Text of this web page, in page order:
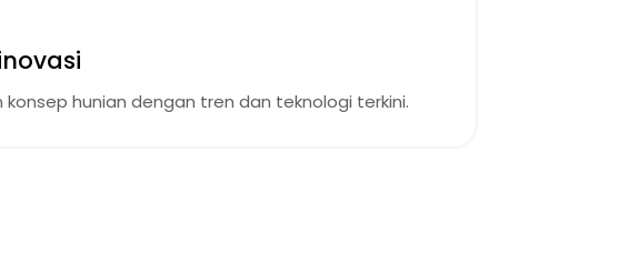
konsep hunian dengan tren dan teknologi terkini.